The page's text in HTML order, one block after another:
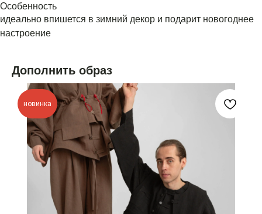
Особенность
идеально впишется в зимний декор и подарит новогоднее
настроение
Дополнить образ
новинка